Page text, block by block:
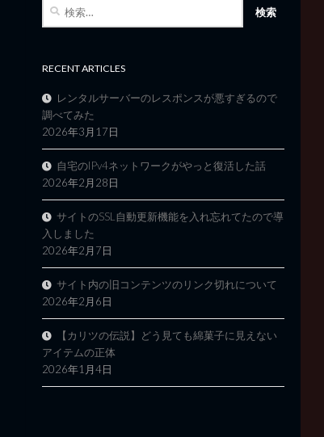
RECENT ARTICLES
レンタルサーバーのレスポンスが悪すぎるので
調べてみた
2026年3月17日
自宅のIPv4ネットワークがやっと復活した話
2026年2月28日
サイトのSSL自動更新機能を入れ忘れてたので導
入しました
2026年2月7日
サイト内の旧コンテンツのリンク切れについて
2026年2月6日
【カリツの伝説】どう見ても綿菓子に見えない
アイテムの正体
2026年1月4日